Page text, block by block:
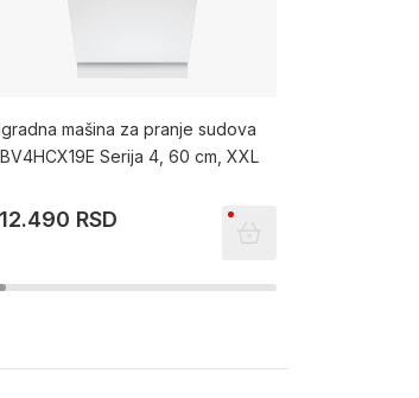
mašina za pranje sudova
Serija 4, 60 cm, XXL
RSD